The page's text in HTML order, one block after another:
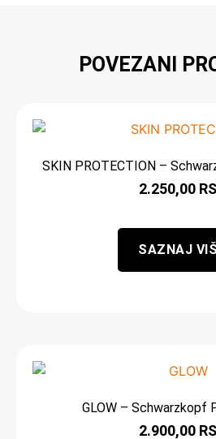
POVEZANI
SKIN PROTECTION –
2.250,00
SAZNAJ
GLOW – Schwarzkopf
2.900,00